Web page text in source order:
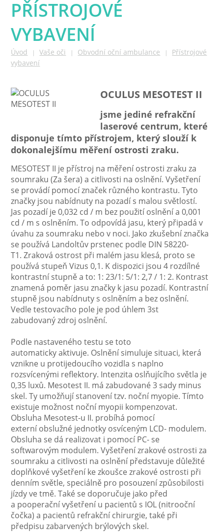
PŘÍSTROJOVÉ
VYBAVENÍ
Úvod | Vaše oči | Obvodní oční ambulance |
Přístrojové
vybavení
OCULUS MESOTEST II
jsme jediné refrakční
laserové centrum, které
disponuje tímto přístrojem, který slouží k
dokonalejšímu měření ostrosti zraku.
MESOTEST II je přístroj na měření ostrosti zraku za
soumraku (Za šera) a citlivosti na oslnění. Vyšetření
se provádí pomocí značek různého kontrastu. Tyto
značky jsou nabídnuty na pozadí s malou světlostí.
Jas pozadí je 0,032 cd / m bez použití oslnění a 0,001
cd / m s oslněním. To odpovídá jasu, který připadá v
úvahu za soumraku nebo v noci. Jako zkušební značka
se používá Landoltův prstenec podle DIN 58220-
T1. Zraková ostrost při malém jasu klesá, proto se
používá stupeň Vizus 0,1. K dispozici jsou 4 rozdílné
kontrastní stupně a to: 1: 23/1: 5/1: 2,7 / 1: 2. Kontrast
znamená poměr jasu značky k jasu pozadí. Kontrastní
stupně jsou nabídnuty s oslněním a bez oslnění.
Vedle testovacího pole je pod úhlem 3st
zabudovaný zdroj oslnění.
Podle nastaveného testu se toto
automaticky aktivuje. Oslnění simuluje situaci, která
vznikne u protijedoucího vozidla s naplno
rozsvícenými reflektory. Intenzita oslňujícího světla je
0,35 luxů. Mesotest II. má zabudované 3 sady minus
skel. Ty umožňují stanovení tzv. noční myopie. Tímto
existuje možnost noční myopii kompenzovat.
Obsluha Mesotest-u II. probíhá pomocí
externí obslužné jednotky osvíceným LCD- modulem.
Obsluha se dá realizovat i pomocí PC- se
softwarovým modulem. Vyšetření zrakové ostrosti za
soumraku a citlivosti na oslnění představuje důležité
doplňkové vyšetření ke zkoušce zrakové ostrosti při
denním světle, speciálně pro posouzení způsobilosti
jízdy ve tmě. Také se doporučuje jako před
a pooperační vyšetření u pacientů s IOL (nitrooční
čočka) a pacientů refrakční chirurgie, také při
předpisu zabarvených brýlových skel.